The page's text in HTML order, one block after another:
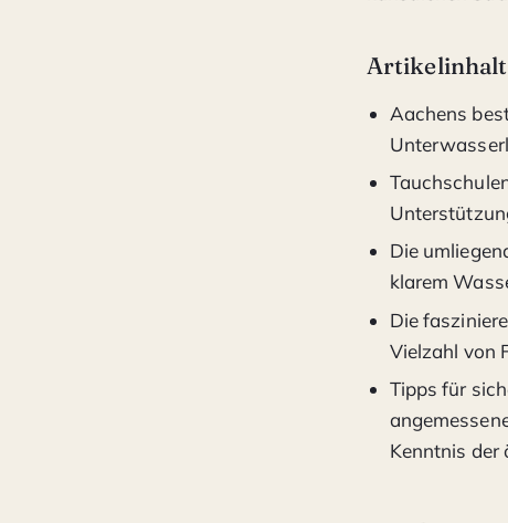
Artikelinhalt
Aachens
Die
klarem
Die
Vielzahl von
Tipps für
Kenntnis der